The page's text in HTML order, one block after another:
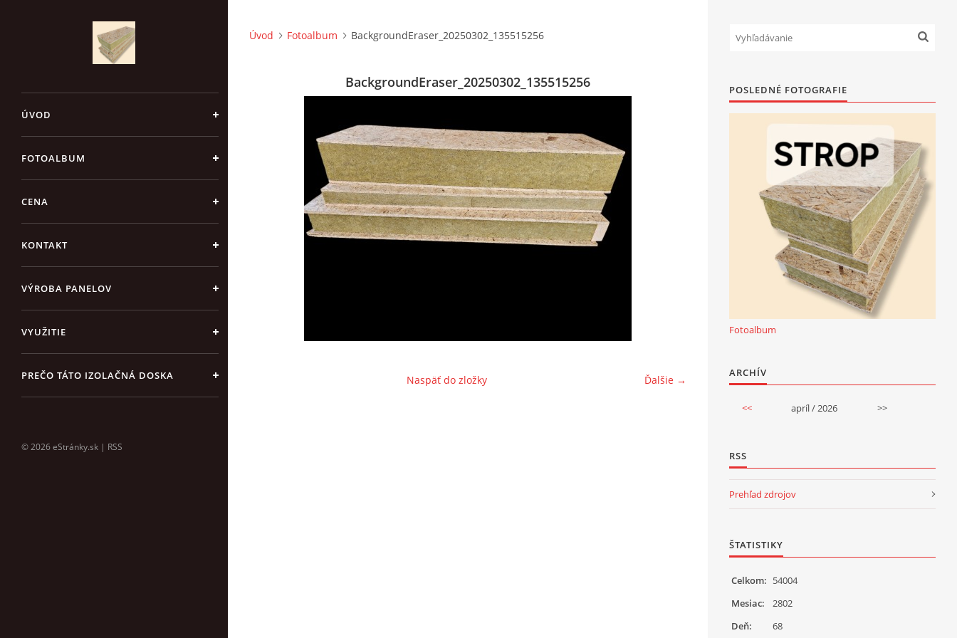
ÚVOD
FOTOALBUM
CENA
KONTAKT
VÝROBA PANELOV
VYUŽITIE
PREČO TÁTO IZOLAČNÁ DOSKA
© 2026 eStránky.sk | RSS
Úvod Fotoalbum BackgroundEraser_20250302_135515256
BackgroundEraser_20250302_135515256
Ďalšie →
Naspäť do zložky
POSLEDNÉ FOTOGRAFIE
Fotoalbum
ARCHÍV
<< apríl / 2026 >>
RSS
Prehľad zdrojov
ŠTATISTIKY
Celkom: 54004
Mesiac:
2802
Deň:
68